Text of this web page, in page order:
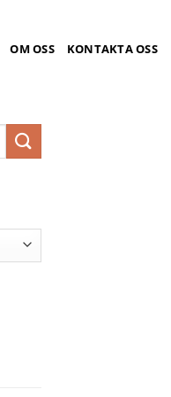
OM OSS KONTAKTA OSS